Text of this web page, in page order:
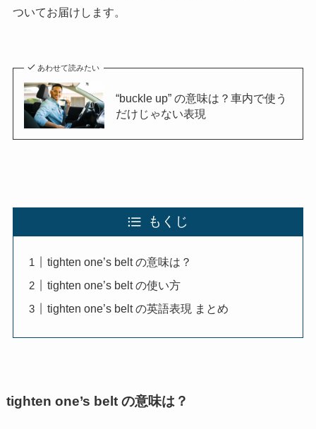
ついてお届けします。
あわせて読みたい
“buckle up” の意味は？車内で使う
だけじゃない表現
もくじ
tighten one’s belt の意味は？
tighten one’s belt の使い方
tighten one’s belt の英語表現 まとめ
tighten one’s belt の意味は？